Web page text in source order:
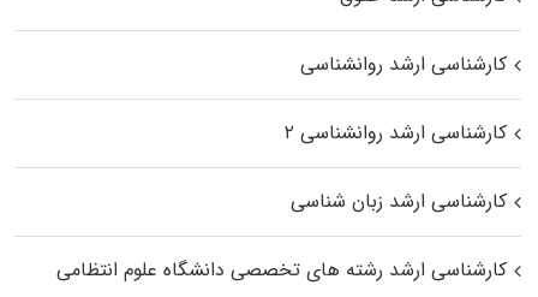
کارشناسی ارشد روانشناسی
کارشناسی ارشد روانشناسی ۲
کارشناسی ارشد زبان شناسی
کارشناسی ارشد رﺷﺘﻪ ﻫﺎی تخصصی داﻧﺸﮕﺎه ﻋﻠﻮم انتظامی